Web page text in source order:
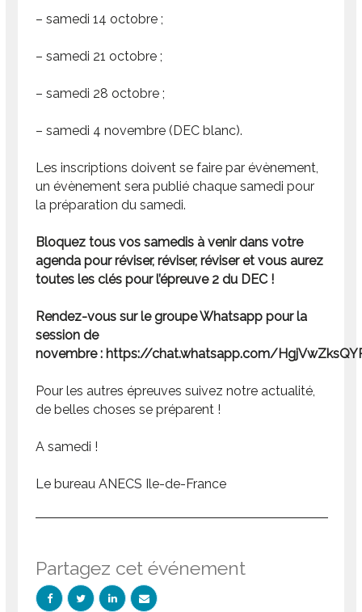
– samedi 14 octobre ;
– samedi 21 octobre ;
– samedi 28 octobre ;
– samedi 4 novembre (DEC blanc).
Les inscriptions doivent se faire par évènement,
un évènement sera publié chaque samedi pour
la préparation du samedi.
Bloquez tous vos samedis à venir dans votre
agenda pour réviser, réviser, réviser et vous aurez
toutes les clés pour l’épreuve 2 du DEC !
Rendez-vous sur le groupe Whatsapp pour la
session de
novembre : https://chat.whatsapp.com/
Pour les autres épreuves suivez notre actualité,
de belles choses se préparent !
A samedi !
Le bureau ANECS Ile-de-France
Partagez cet événement